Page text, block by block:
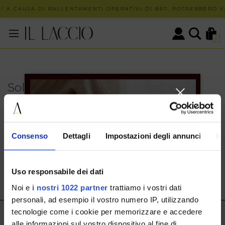
Consenso Dettagli Impostazioni degli annunci
Uso responsabile dei dati
Noi e i nostri 1022 partner trattiamo i vostri dati
personali, ad esempio il vostro numero IP, utilizzando
tecnologie come i cookie per memorizzare e accedere
A CAUSA DI RALLENTAMENTI OPERATIVI DI BRT, POTREBBERO
0
Solo in negozio
PUOI TROVARE QUESTO ARTICOLO SOLO PRESSO I
NOSTRI PUNTI VENDITA:
customerservice@illaccio.it
IL LACCIO